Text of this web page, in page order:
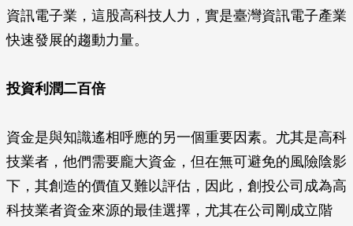
資訊電子業，這股高科技人力，實是臺灣資訊電子產業
快速發展的趨動力量。
投資利潤二百倍
資金是與知識遙相呼應的另一個重要因素。尤其是高科
技業者，他們需要龐大資金，但在無可避免的風險陰影
下，其創造的價值又難以評估，因此，創投公司成為高
科技業者資金來源的最佳選擇，尤其在公司剛成立階